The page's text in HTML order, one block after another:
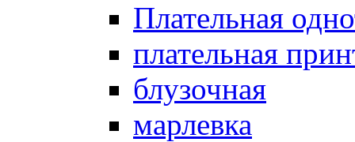
Плательная
плательная
блузочная
марлевка